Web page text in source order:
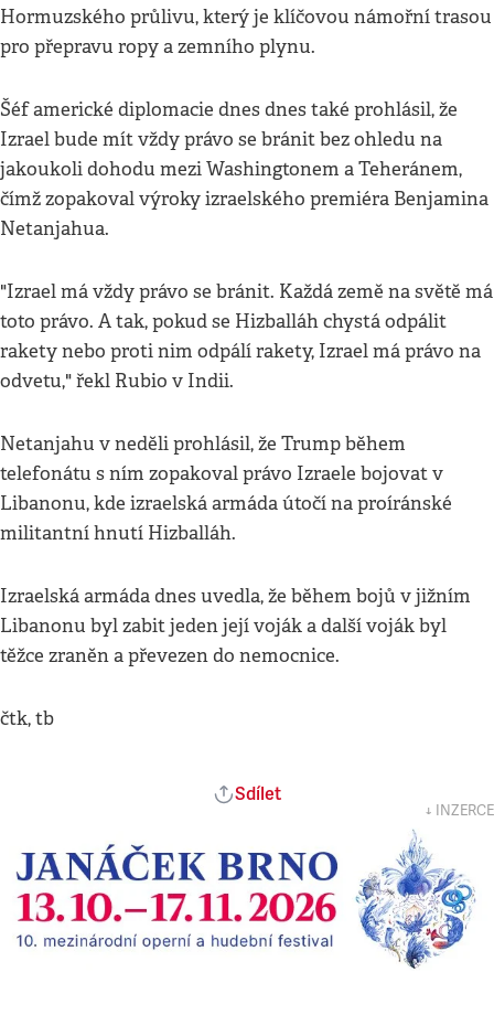
Hormuzského průlivu, který je klíčovou námořní trasou
pro přepravu ropy a zemního plynu.
Šéf americké diplomacie dnes dnes také prohlásil, že
Izrael bude mít vždy právo se bránit bez ohledu na
jakoukoli dohodu mezi Washingtonem a Teheránem,
čímž zopakoval výroky izraelského premiéra Benjamina
Netanjahua.
"Izrael má vždy právo se bránit. Každá země na světě má
toto právo. A tak, pokud se Hizballáh chystá odpálit
rakety nebo proti nim odpálí rakety, Izrael má právo na
odvetu," řekl Rubio v Indii.
Netanjahu v neděli prohlásil, že Trump během
telefonátu s ním zopakoval právo Izraele bojovat v
Libanonu, kde izraelská armáda útočí na proíránské
militantní hnutí Hizballáh.
Izraelská armáda dnes uvedla, že během bojů v jižním
Libanonu byl zabit jeden její voják a další voják byl
těžce zraněn a převezen do nemocnice.
čtk, tb
Sdílet
↓ INZERCE